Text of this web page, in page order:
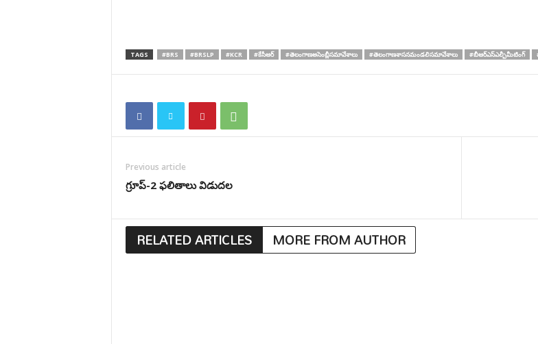
TAGS #BRS #BRSLP #KCR #కేసీఆర్ #తెలంగాణఅసెంబ్లీసమావేశాలు #తెలంగాణశాసనమండలిసమావేశాలు #బీఆర్ఎస్ఎల్పీమీటింగ్
Previous article
గ్రూప్-2 ఫలితాలు విడుదల
RELATED ARTICLES MORE FROM AUTHOR